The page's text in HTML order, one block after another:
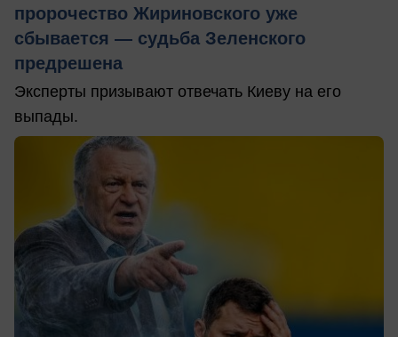
пророчество Жириновского уже
сбывается — судьба Зеленского
предрешена
Эксперты призывают отвечать Киеву на его
выпады.